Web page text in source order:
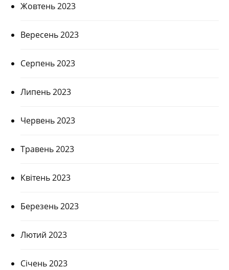
Жовтень 2023
Вересень 2023
Серпень 2023
Липень 2023
Червень 2023
Травень 2023
Квітень 2023
Березень 2023
Лютий 2023
Січень 2023